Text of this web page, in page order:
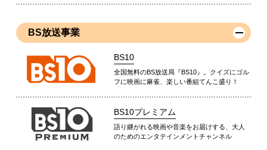
BS放送事業
BS10
全国無料のBS放送局『BS10』。クイズにゴル
フに映画に麻雀、楽しい番組てんこ盛り！
BS10プレミアム
語り継がれる映画や音楽をお届けする、大人
のためのエンタテインメントチャンネル